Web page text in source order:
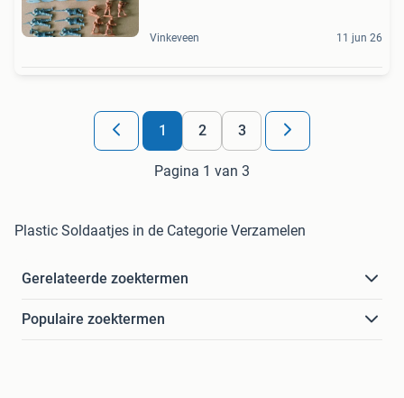
Vinkeveen 11 jun 26
1 2 3
Pagina 1 van 3
Plastic Soldaatjes in de Categorie Verzamelen
Gerelateerde zoektermen
Populaire zoektermen